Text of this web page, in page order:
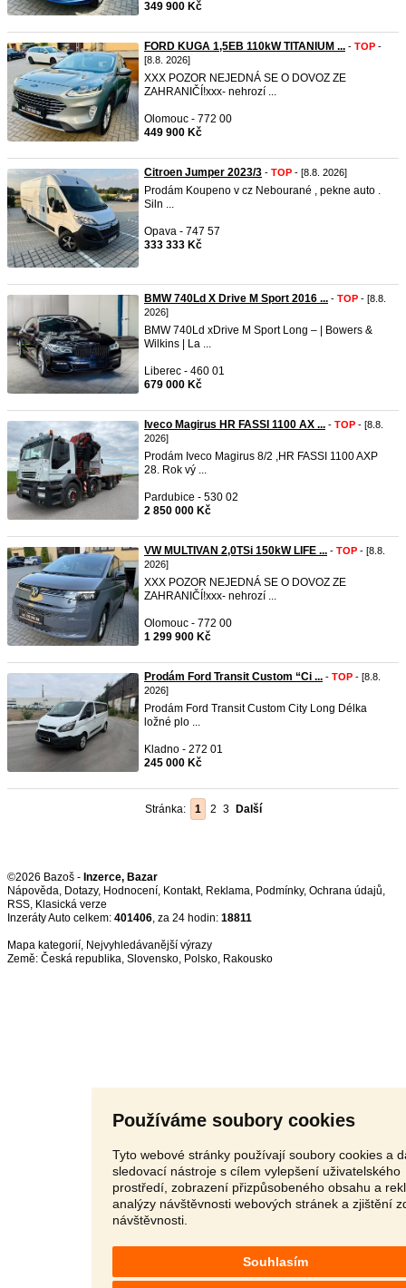
Používáme soubory cookies
Tyto webové stránky používají soubory cookies a
sledovací nástroje s cílem vylepšení uživatelského
prostředí, zobrazení přizpůsobeného obsahu a
analýzy návštěvnosti webových stránek a zjištění
návštěvnosti.
Souhlasím
349 900 Kč
FORD KUGA 1,5EB 110kW TITANIUM ... - TOP -
[8.8. 2026]
XXX POZOR NEJEDNÁ SE O DOVOZ ZE
ZAHRANIČÍ!xxx- nehrozí ...
Olomouc - 772 00
449 900 Kč
Citroen Jumper 2023/3 - TOP - [8.8. 2026]
Prodám Koupeno v cz Nebourané , pekne auto .
Siln ...
Opava - 747 57
333 333 Kč
BMW 740Ld X Drive M Sport 2016 ... - TOP - [8.8.
2026]
BMW 740Ld xDrive M Sport Long – | Bowers &
Wilkins | La ...
Liberec - 460 01
679 000 Kč
Iveco Magirus HR FASSI 1100 AX ... - TOP - [8.8.
2026]
Prodám Iveco Magirus 8/2 ,HR FASSI 1100 AXP
28. Rok vý ...
Pardubice - 530 02
2 850 000 Kč
VW MULTIVAN 2,0TSi 150kW LIFE ... - TOP - [8.8.
2026]
XXX POZOR NEJEDNÁ SE O DOVOZ ZE
ZAHRANIČÍ!xxx- nehrozí ...
Olomouc - 772 00
1 299 900 Kč
Prodám Ford Transit Custom “Ci ... - TOP - [8.8.
2026]
Prodám Ford Transit Custom City Long Délka
ložné plo ...
Kladno - 272 01
245 000 Kč
Stránka: 1 2 3 Další
©2026 Bazoš - Inzerce, Bazar
Nápověda, Dotazy, Hodnocení, Kontakt, Reklama, Podmínky, Ochrana údajů,
RSS,
Inzeráty Auto celkem: 401406, za 24 hodin: 18811
Mapa kategorií, Nejvyhledávanější výrazy
Země: Česká republika, Slovensko, Polsko, Rakousko